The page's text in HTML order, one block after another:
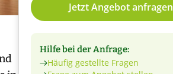
Jetzt Angebot anfragen
Hilfe bei der Anfrage:
Häufig gestellte Fragen